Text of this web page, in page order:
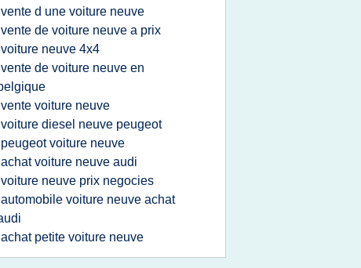
vente d une voiture neuve
vente de voiture neuve a prix
voiture neuve 4x4
vente de voiture neuve en
vente voiture neuve
voiture diesel neuve peugeot
peugeot voiture neuve
achat voiture neuve audi
voiture neuve prix negocies
automobile voiture neuve achat
achat petite voiture neuve